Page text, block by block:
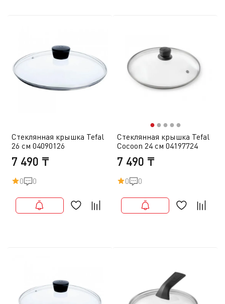
Стеклянная крышка Tefal
26 см 04090126
7 490 ₸
0 0
●● ● ● ●
Стеклянная крышка Tefal
Cocoon 24 см 04197724
7 490 ₸
0 0